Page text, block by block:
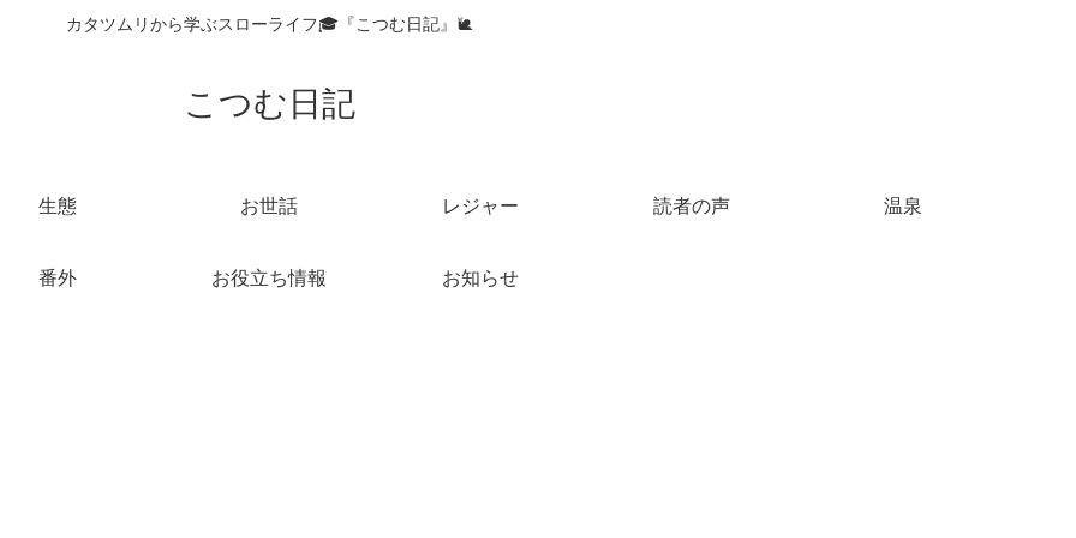
カタツムリから学ぶスローライフ🎓『こつむ日記』🐌
こつむ日記
生態 お世話 レジャー 読者の声 温泉
番外 お役立ち情報 お知らせ